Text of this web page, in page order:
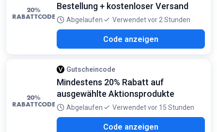
20%
RABATTCODE
Bestellung + kostenloser Versand
Abgelaufen Verwendet vor 2 Stunden
Code anzeigen
20%
RABATTCODE
Gutscheincode
Mindestens 20% Rabatt auf
ausgewählte Aktionsprodukte
Abgelaufen Verwendet vor 15 Stunden
Code anzeigen